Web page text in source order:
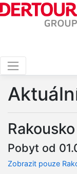
Rakousko
Pobyt od
Zobrazit pouze